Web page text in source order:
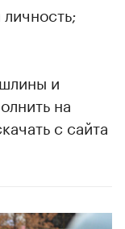
и
на
с сайта